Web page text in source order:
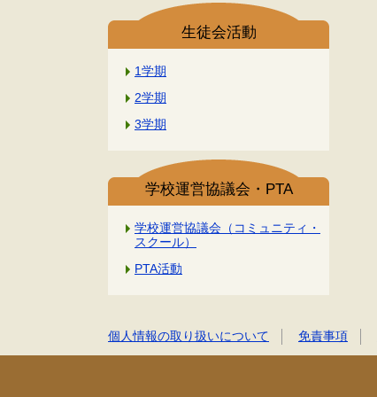
生徒会活動
1学期
2学期
3学期
学校運営協議会・PTA
学校運営協議会（コミュニティ・
スクール）
PTA活動
個人情報の取り扱いについて 免責事項